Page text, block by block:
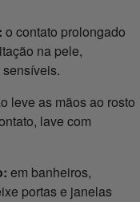
o contato prolongado
na pele,
leve as mãos ao rosto
lave com
em banheiros,
portas e janelas